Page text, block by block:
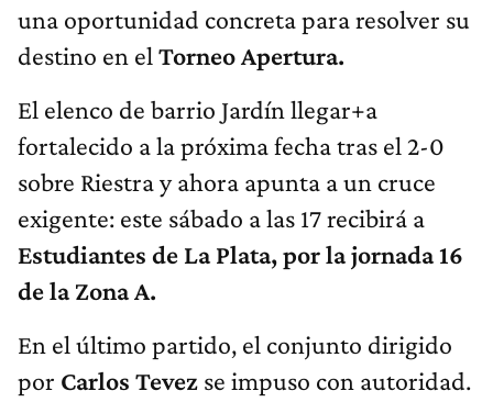
una oportunidad concreta para resolver su
destino en el Torneo Apertura.
El elenco de barrio Jardín llegar+a
fortalecido a la próxima fecha tras el 2-0
sobre Riestra y ahora apunta a un cruce
exigente: este sábado a las 17 recibirá a
Estudiantes de La Plata, por la jornada 16
de la Zona A.
En el último partido, el conjunto dirigido
por Carlos Tevez se impuso con autoridad.